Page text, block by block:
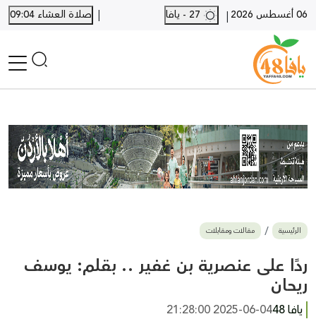
06 أغسطس 2026 |
| صلاة العشاء 09:04
أخبار محلية
أخبار يافا
SHORTS
أخبار اللد والرملة
بيع وشراء
أخبار القدس
وفيات
المزيد
ارسل خبر
الرئيسية مقالات ومقابلات
ردًا على عنصرية بن غفير .. بقلم: يوسف
ريحان
يافا 48
2025-06-04 21:28:00